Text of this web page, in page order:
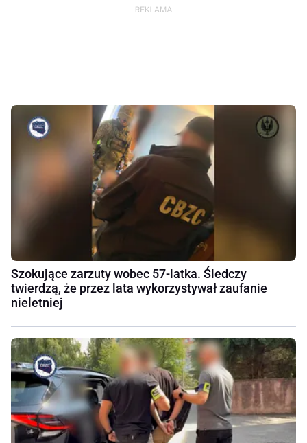
Szokujące zarzuty wobec 57-latka. Śledczy
twierdzą, że przez lata wykorzystywał zaufanie
nieletniej